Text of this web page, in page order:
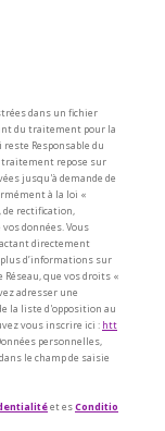
dans un fichier
du traitement pour la
Responsable du
traitement repose sur
jusqu'à demande de
à la loi «
rectification,
données. Vous
directement
d’informations sur
que vos droits «
adresser une
la liste d'opposition au
vous inscrire ici : htt
personnelles,
le champ de saisie
et esConditio